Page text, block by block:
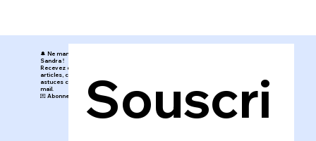
🔔 Ne manquez rien de l’Atelier de
Sandra !
Recevez directement mes nouveaux
articles, conseils, inspirations et
astuces créatives dans votre boîte
mail.
💌 Abonnez-vous au blog en un clic !
Souscri